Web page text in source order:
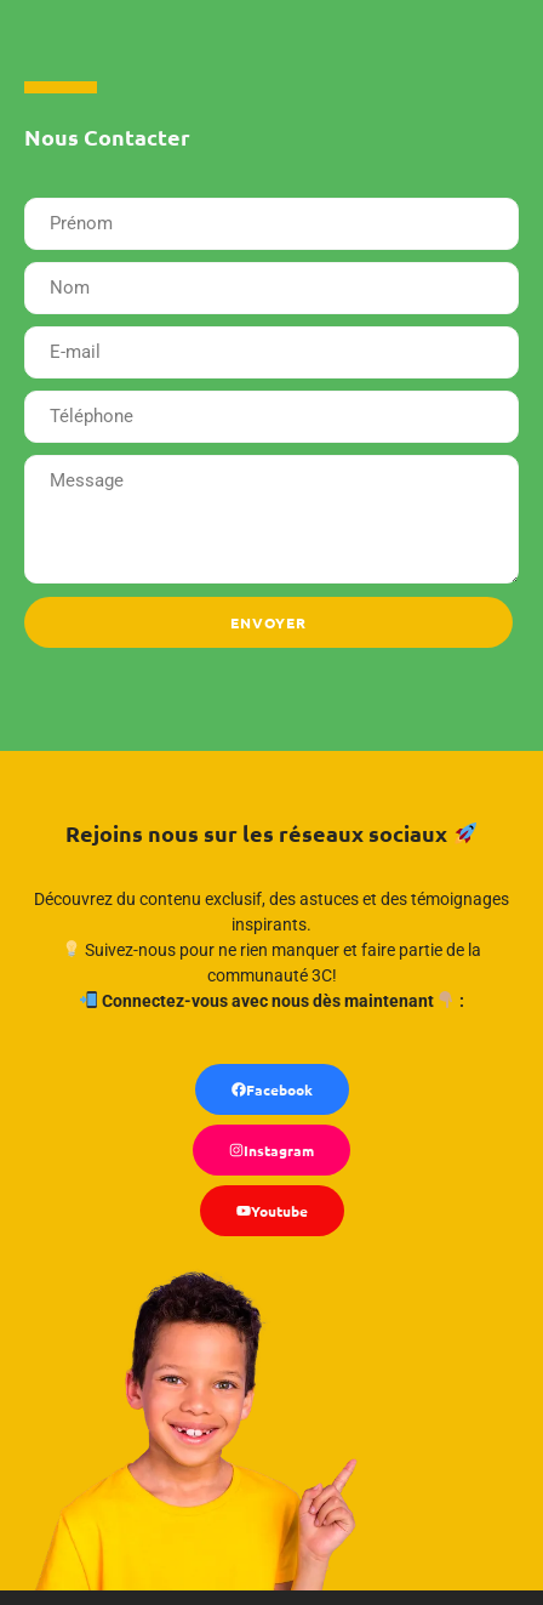
Nous Contacter
ENVOYER
Rejoins nous sur les réseaux sociaux
Découvrez du contenu exclusif, des astuces et des témoignages
inspirants.
Suivez-nous pour ne rien manquer et faire partie de la
communauté 3C!
Connectez-vous avec nous dès maintenant
:
Facebook
Instagram
Youtube